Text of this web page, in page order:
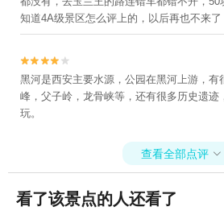
知道4A级景区怎么评上的，以后再也不来了


黑河是西安主要水源，公园在黑河上游，有
峰，父子岭，龙骨峡等，还有很多历史遗迹
玩。
查看全部点评 
看了该景点的人还看了